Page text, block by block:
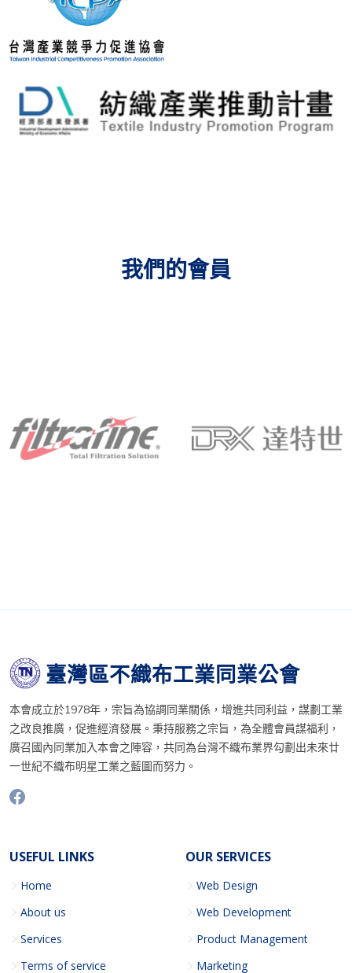
我們的會員
臺灣區不織布工業同業公會
本會成立於1978年，宗旨為協調同業關係，增進共同利益，謀劃工業
之改良推廣，促進經濟發展。秉持服務之宗旨，為全體會員謀福利，
廣召國內同業加入本會之陣容，共同為台灣不織布業界勾劃出未來廿
一世紀不織布明星工業之藍圖而努力。
USEFUL LINKS
Home
About us
Services
Terms of service
OUR SERVICES
Web Design
Web Development
Product Management
Marketing